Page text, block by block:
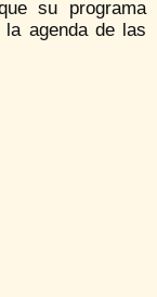
su programa
agenda de las